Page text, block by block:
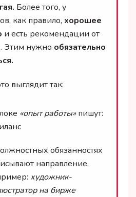
Более того, у
как правило, хорошее
и есть рекомендации от
Этим нужно обязательно
выглядит так:
«опыт работы»пишут:
обязанностях
направление,
художник-
на бирже